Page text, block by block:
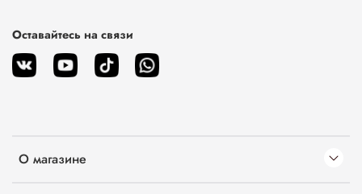
О магазине
Оставайтесь на связи